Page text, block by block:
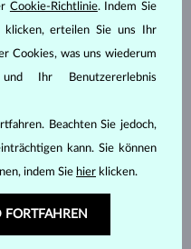
Cookie-Richtlinie. Indem Sie
klicken, erteilen Sie uns Ihr
Cookies, was uns wiederum
Ihr Benutzererlebnis
Beachten Sie jedoch,
kann. Sie können
indem Sie hier klicken.
FORTFAHREN